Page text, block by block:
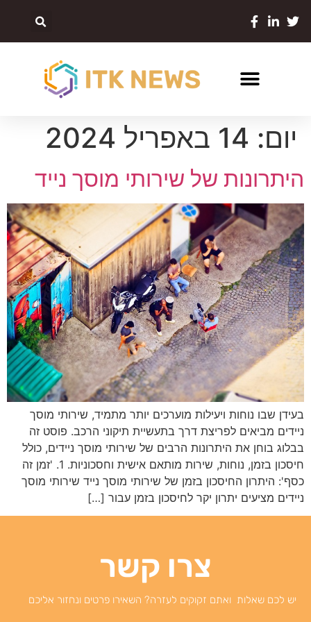
יום: 14 באפריל 2024
היתרונות של שירותי מוסך נייד
בעידן שבו נוחות ויעילות מוערכים יותר מתמיד, שירותי מוסך
ניידים מביאים לפריצת דרך בתעשיית תיקוני הרכב. פוסט זה
בבלוג בוחן את היתרונות הרבים של שירותי מוסך ניידים, כולל
חיסכון בזמן, נוחות, שירות מותאם אישית וחסכוניות. 1. 'זמן זה
כסף': היתרון החיסכון בזמן של שירותי מוסך נייד שירותי מוסך
ניידים מציעים יתרון יקר לחיסכון בזמן עבור […]
צרו קשר
יש לכם שאלות ואתם זקוקים לעזרה? השאירו פרטים ונחזור אליכם